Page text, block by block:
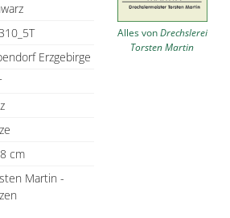
Erzgebirge
cm
Martin -
Alles vonDrechslerei
Torsten Martin